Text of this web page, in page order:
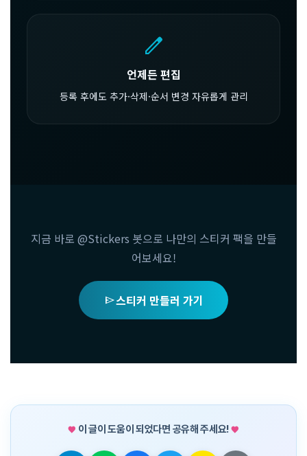
edit
언제든 편집
등록 후에도 추가·삭제·순서 변경 자유롭게 관리
지금 바로 @Stickers 봇으로 나만의 스티커 팩을 만들
어보세요!
send스티커 만들러 가기
이 글이 도움이 되었다면 공유해 주세요!